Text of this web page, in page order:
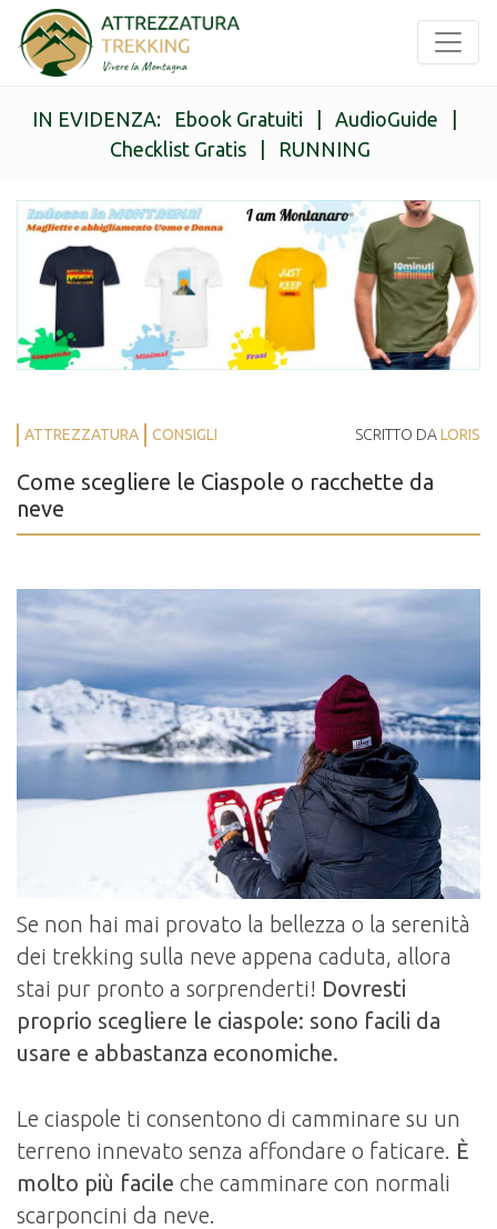
IN EVIDENZA: Ebook Gratuiti AudioGuide
Checklist Gratis| RUNNING
ATTREZZATURA CONSIGLI SCRITTO DALORIS
Come scegliere le Ciaspole o racchette da
neve
Se non hai mai provato la bellezza o la serenità
dei trekking sulla neve appena caduta, allora
stai pur pronto a sorprenderti! Dovresti
proprio scegliere le ciaspole: sono facili da
usare e abbastanza economiche.
Le ciaspole ti consentono di camminare su un
terreno innevato senza affondare o faticare. È
molto più facile che camminare con normali
scarponcini da neve.